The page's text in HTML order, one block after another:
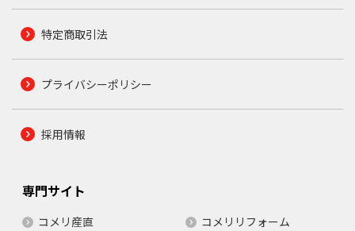
特定商取引法
プライバシーポリシー
採用情報
専門サイト
コメリ産直
コメリリフォーム